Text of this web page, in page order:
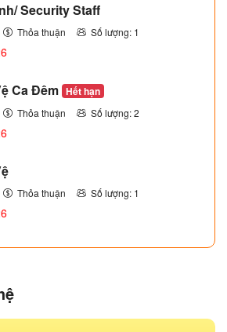
Security Staff
Thỏa thuận Số lượng: 1
Ca Đêm Hết hạn
Thỏa thuận Số lượng: 2
Thỏa thuận Số lượng: 1